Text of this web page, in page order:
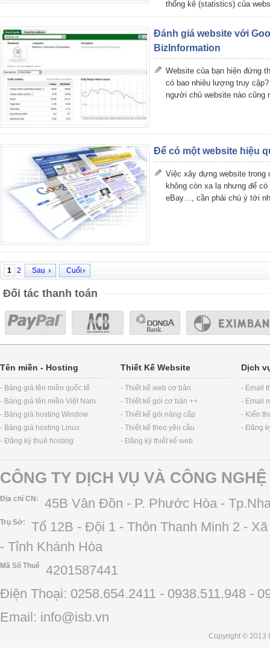
thống kê (statistics) của
Đánh giá website với
BizInformation
Website của bạn hiện đứng
có bao nhiêu lượng truy
người chủ website nào cũng
Để có một website hiệu
Việc xây dựng website trong
không còn xa lạ nhưng để
eBay…, cần phải chú ý tới
1 2 Sau Cuối
Đối tác thanh toán
Tên miền - Hosting
- Bảng giá tên miền quốc tế
- Bảng giá tên miền Việt Nam
- Bảng giá hosting Window
- Bảng giá hosting Linux
- Đăng ký thuê hosting
Thiết Kế Website
- Thiết kế web cơ bản
- Thiết kế gói cơ bản ++
- Thiết kế gói nâng cấp
- Thiết kế theo yêu cầu
- Đăng ký thiết kế web
Dịch
- Email
- Email
- Kiến
- Đăng
CÔNG TY DỊCH VỤ VÀ CÔNG
Địa chỉ CN: 45B Vân Đồn - P. Phước Hòa -
Trụ Sở:
Tổ 12B - Đội 1 - Thôn Thanh Minh 2 -
- Tỉnh Khánh Hòa
Mã Số Thuế
4201587441
Điện Thoại: 0258.654.2411 - 0938.511.948 -
Email: info@isb.vn
Copyright © 2013